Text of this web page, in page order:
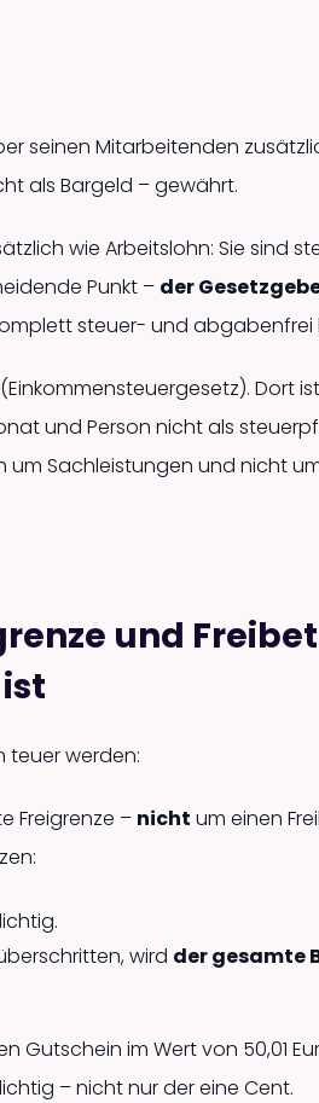
seinen Mitarbeitenden
als Bargeld – gewährt.
wie Arbeitslohn: Sie sind
Punkt – der
steuer- und abgabenfrei
(Einkommensteuergesetz). Dort
und Person nicht als
um Sachleistungen und nicht
und
teuer werden:
Freigrenze – nicht um einen
wird der gesamte
Gutschein im Wert von 50,01
– nicht nur der eine Cent.